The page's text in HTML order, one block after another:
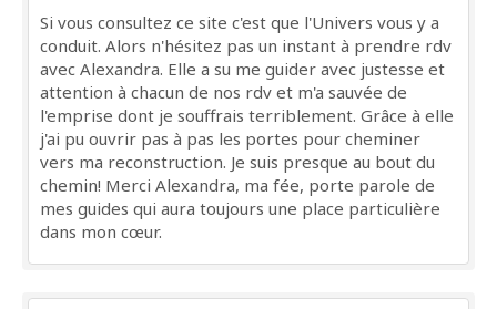
Si vous consultez ce site c'est que l'Univers vous y a
conduit. Alors n'hésitez pas un instant à prendre rdv
avec Alexandra. Elle a su me guider avec justesse et
attention à chacun de nos rdv et m'a sauvée de
l'emprise dont je souffrais terriblement. Grâce à elle
j'ai pu ouvrir pas à pas les portes pour cheminer
vers ma reconstruction. Je suis presque au bout du
chemin! Merci Alexandra, ma fée, porte parole de
mes guides qui aura toujours une place particulière
dans mon cœur.